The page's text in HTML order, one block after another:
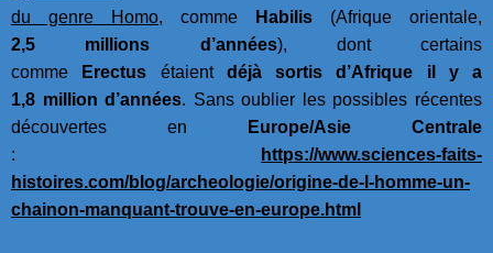
du genre Homo, comme Habilis (Afrique orientale,
2,5 millions d’années), dont certains
comme
Erectus étaient déjà sortis d’Afrique il y a
1,8 million d’années. Sans oublier les possibles récentes
découvertes en
Europe/Asie Centrale
:
https://www.sciences-faits-
histoires.com/blog/archeologie/origine-de-l-homme-un-
chainon-manquant-trouve-en-europe.html